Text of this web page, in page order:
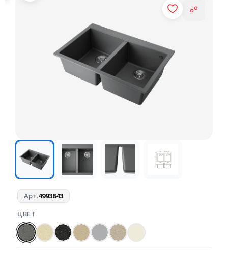
Арт.4993843
ЦВЕТ